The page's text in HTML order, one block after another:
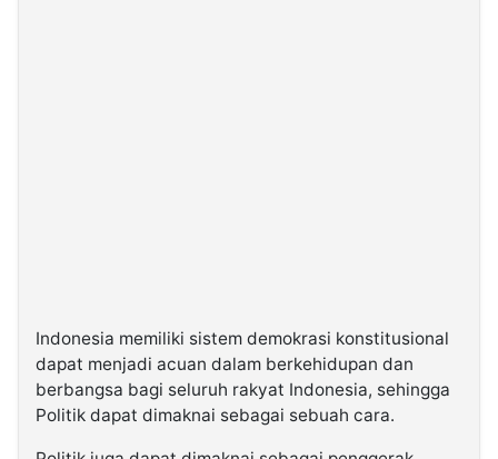
Indonesia memiliki sistem demokrasi konstitusional
dapat menjadi acuan dalam berkehidupan dan
berbangsa bagi seluruh rakyat Indonesia, sehingga
Politik dapat dimaknai sebagai sebuah cara.